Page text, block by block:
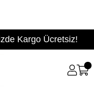
Kargo Ücretsiz!